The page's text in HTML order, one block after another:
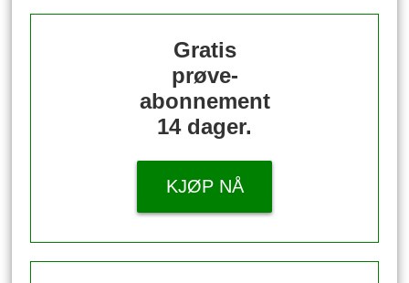
Gratis
prøve-
abonnement
14 dager.
KJØP NÅ